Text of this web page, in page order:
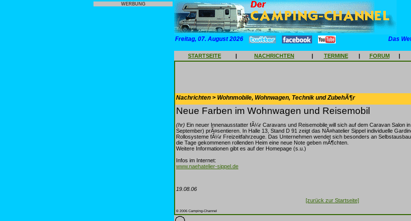
WERBUNG
Freitag, 07. August 2026 Das
STARTSEITE | NACHRICHTEN | TERMINE | FORUM |
Nachrichten > Wohnmobile, Wohnwagen, Technik und ZubehÃ¶r
Neue Farben im Wohnwagen und Reisemobil
(hr) Ein neuer Innenausstatter fÃ¼r Caravans und Reisemobile will sich auf dem Caravan Salon
September) prÃ¤sentieren. In Halle 13, Stand D 91 zeigt das NÃ¤hatelier Sippel individuelle
Rollosysteme fÃ¼r Freizeitfahrzeuge. Das Unternehmen wendet sich besonders an
die Tage gekommenen rollenden Heim eine neue Note geben mÃ¶chten.
Weitere Informationen gibt es auf der Homepage (s.u.)
Infos im Internet:
www.naehatelier-sippel.de
19.08.06
[zurück zur Startseite]
© 2006 Camping-Channel